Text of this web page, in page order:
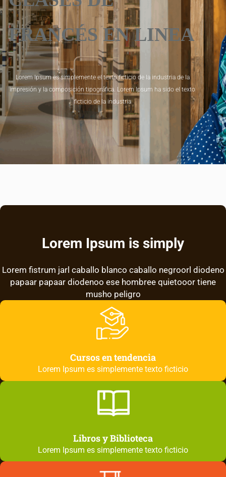
FRANCÉS EN LINEA
Lorem Ipsum es simplemente el texto ficticio de la industria de la
impresión y la composición tipográfica. Lorem Ipsum ha sido el texto
ficticio de la industria
Lorem Ipsum is simply
Lorem fistrum jarl caballo blanco caballo negroorl diodeno
papaar papaar diodenoo ese hombree quietooor tiene
musho peligro
Cursos en tendencia
Lorem Ipsum es simplemente texto ficticio
Libros y Biblioteca
Lorem Ipsum es simplemente texto ficticio